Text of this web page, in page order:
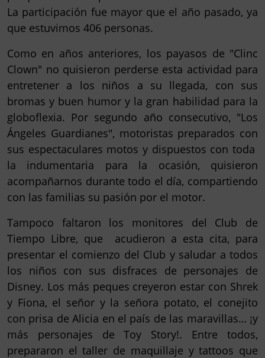
La participación fue mayor que el año pasado, ya
que estuvimos 406 personas.
Como en años anteriores, los payasos de "Clinc
Clown" no quisieron perderse esta actividad para
entretener a los niños a su llegada, con sus
bromas y buen humor y la gran habilidad para la
globoflexia. Por segundo año consecutivo, "Los
Ángeles Guardianes", motoristas preparados con
sus espectaculares motos y dispuestos con toda
la indumentaria para la ocasión, quisieron
acompañarnos durante todo el día, compartiendo
con las familias su pasión por el motor.
Tampoco faltaron los monitores del Club de
Tiempo Libre, que acudieron a esta cita, para
presentar el comienzo del Club y saludar a todos
los niños con sus disfraces de personajes de
Disney. Los más peques creyeron estar con Shrek
y Fiona, el señor y la señora potato, el conejito
con prisa de Alicia en el país de las maravillas… ¡y
más personajes de Toy Story!. Entre todos,
prepararon el taller de maquillaje y tattoos que